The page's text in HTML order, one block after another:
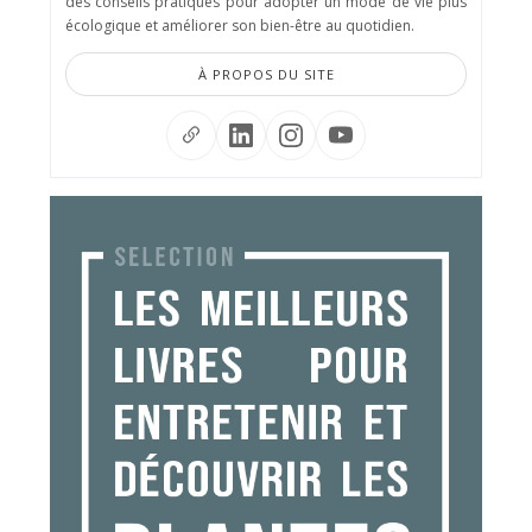
écologique et améliorer son bien-être au quotidien.
À PROPOS DU SITE